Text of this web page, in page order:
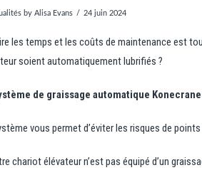
by Alisa Evans 24 juin 2024
les temps et les coûts de maintenance est
soient automatiquement lubrifiés ?
de graissage automatique
vous permet d’éviter les risques de
chariot élévateur n’est pas équipé d’un